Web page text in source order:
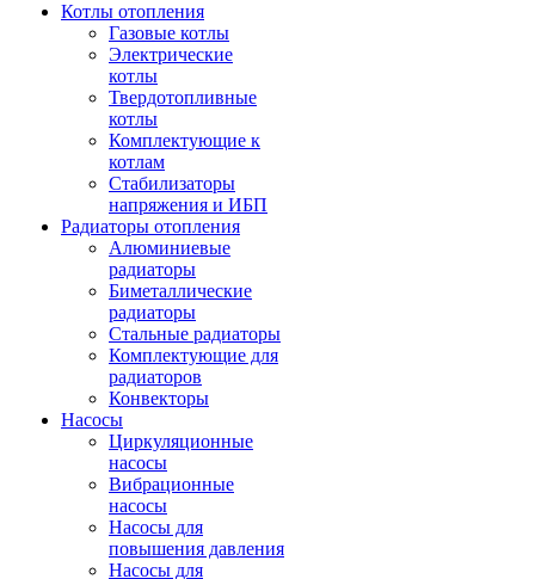
Котлы отопления
Газовые котлы
Электрические
котлы
Твердотопливные
котлы
Комплектующие к
котлам
Стабилизаторы
напряжения и ИБП
Радиаторы отопления
Алюминиевые
радиаторы
Биметаллические
радиаторы
Стальные радиаторы
Комплектующие для
радиаторов
Конвекторы
Насосы
Циркуляционные
насосы
Вибрационные
насосы
Насосы для
повышения давления
Насосы для